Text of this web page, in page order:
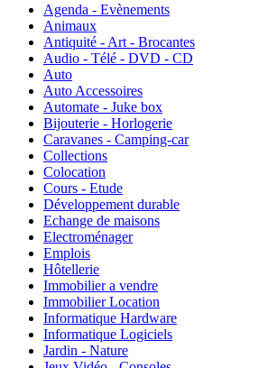
Agenda - Evènements
Animaux
Antiquité - Art - Brocantes
Audio - Télé - DVD - CD
Auto
Auto Accessoires
Automate - Juke box
Bijouterie - Horlogerie
Caravanes - Camping-car
Collections
Colocation
Cours - Etude
Développement durable
Echange de maisons
Electroménager
Emplois
Hôtellerie
Immobilier a vendre
Immobilier Location
Informatique Hardware
Informatique Logiciels
Jardin - Nature